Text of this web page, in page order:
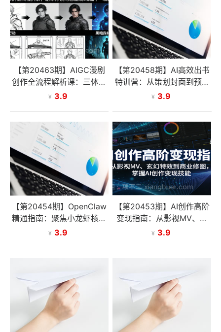
【第20463期】AIGC漫剧
创作全流程解析课：三体案
例全流程拆解，剧本分镜角
¥ 3.9
【第20458期】AI高效出书
特训营：从策划封面到预售
变现，7天打造属于自己的
¥ 3.9
【第20454期】OpenClaw
精通指南：聚焦小龙虾核心
功能，全方位带你理解并熟
¥ 3.9
【第20453期】AI创作高阶
变现指南：从影视MV、玄
幻特效到商业修图，掌握AI
¥ 3.9